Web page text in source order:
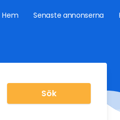
Hem Senaste annonserna
Sök